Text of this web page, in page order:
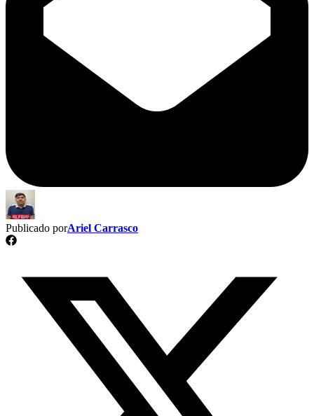
Publicado porAriel Carrasco